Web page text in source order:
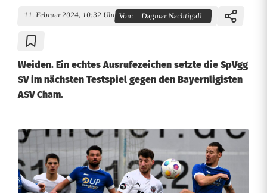
11. Februar 2024, 10:32 Uhr Von: Dagmar Nachtigall
Weiden. Ein echtes Ausrufezeichen setzte die SpVgg
SV im nächsten Testspiel gegen den Bayernligisten
ASV Cham.
D
i
e